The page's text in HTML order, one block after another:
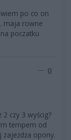
po co on
maja rowne
poczatku
0
czy 3 wyścig?
tempem od
zajeżdża opony.